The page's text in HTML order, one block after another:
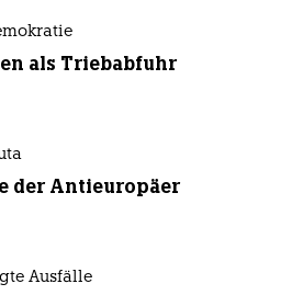
als Triebabfuhr
der Antieuropäer
Ausfälle